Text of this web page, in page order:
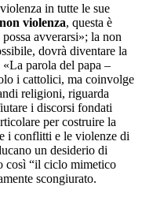
in tutte le sue
non violenza, questa è
avverarsi»; la non
dovrà diventare la
parola del papa –
i cattolici, ma coinvolge
religioni, riguarda
i discorsi fondati
per costruire la
i conflitti e le violenze di
un desiderio di
così “il ciclo mimetico
scongiurato.